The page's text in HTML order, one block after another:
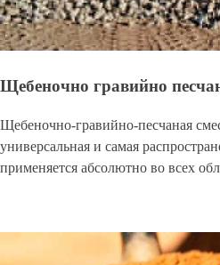
Щебеночно гравийно
Щебеночно-гравийно-песчаная
универсальная и самая
применяется абсолютно во всех